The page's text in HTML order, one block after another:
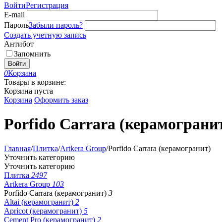
ВойтиРегистрация
E-mail
ПарольЗабыли пароль?
Создать учетную запись
Антибот
Запомнить
Войти
0Корзина
Товары в корзине:
Корзина пуста
Корзина Оформить заказ
Porfido Carrara
Главная/Плитка/Artkera Group/Porfido Carrara (керамогранит)
Уточнить категорию
Уточнить категорию
Плитка 2497
Artkera Group 103
Porfido Carrara (керамогранит) 3
Altai (керамогранит) 2
Apricot (керамогранит) 5
Cement Pro (керамогранит) 2